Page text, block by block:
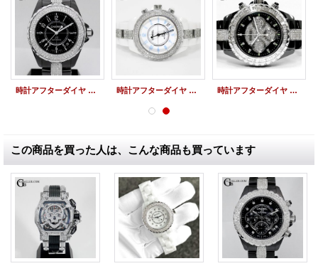
時計アフターダイヤ シャネル J12アフターダイヤ 38mm ベゼルダイヤ/ブレスダイヤ 時計アフターダイヤ シャネル J12アフターダイヤ 限定ブルーライト 38mm ベゼルダイヤ/ブレスダイヤ 時計アフターダイヤ シャネルJ12 100本限定仕様 バゲットダイヤベゼル/ブレスダイヤ
この商品を買った人は、こんな商品も買っています